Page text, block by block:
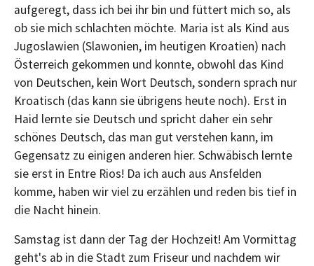
aufgeregt, dass ich bei ihr bin und füttert mich so, als
ob sie mich schlachten möchte. Maria ist als Kind aus
Jugoslawien (Slawonien, im heutigen Kroatien) nach
Österreich gekommen und konnte, obwohl das Kind
von Deutschen, kein Wort Deutsch, sondern sprach nur
Kroatisch (das kann sie übrigens heute noch). Erst in
Haid lernte sie Deutsch und spricht daher ein sehr
schönes Deutsch, das man gut verstehen kann, im
Gegensatz zu einigen anderen hier. Schwäbisch lernte
sie erst in Entre Rios! Da ich auch aus Ansfelden
komme, haben wir viel zu erzählen und reden bis tief in
die Nacht hinein.
Samstag ist dann der Tag der Hochzeit! Am Vormittag
geht's ab in die Stadt zum Friseur und nachdem wir